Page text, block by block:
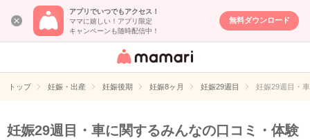
アプリでいつでもアクセス！
ママに嬉しい！アプリ限定
キャンペーンも随時配信中！
無料ダウンロード
女性専用匿名QA
イト
トップ 妊娠・出産 妊娠後期 妊娠8ヶ月 妊娠29週目 妊娠29週目・
妊娠29週目・車に関するみんなの口コミ・体験